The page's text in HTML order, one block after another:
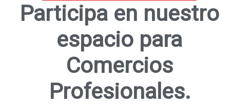
Participa en nuestro
espacio para
Comercios
Profesionales.